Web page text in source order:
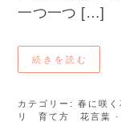
一つ一つ […]
続きを読む
カテゴリー:春に咲く
リ 育て方 花言葉